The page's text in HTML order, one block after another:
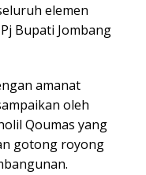
elemen
Bupati Jombang
amanat
oleh
Qoumas yang
gotong royong